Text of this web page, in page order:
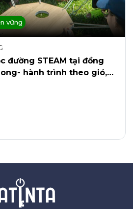
vững
đường STEAM tại đồng
hành trình theo gió,
tương lai